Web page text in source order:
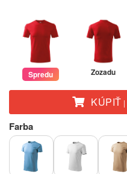
Spredu Zozadu
KÚPIŤ |
Farba